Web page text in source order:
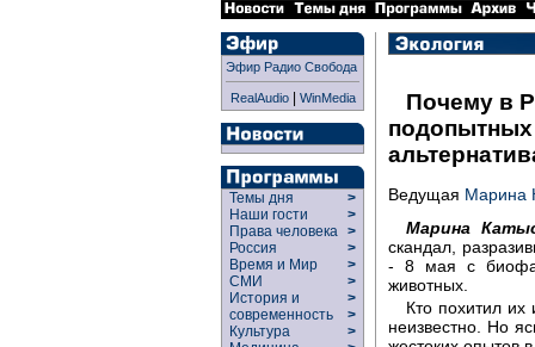
Эфир Радио Свобода
RealAudio| WinMedia
Темы дня
>
Наши гости
>
Права человека >
Россия
>
Время и Мир
>
СМИ
>
История и
современность
>
>
Культура
>
Почему в
Ведущая Марина
Марина
скандал,
- 8 мая с
животных.
Кто похитил
неизвестно. Но